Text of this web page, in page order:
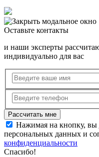
Оставьте контакты
и наши эксперты
индивидуально для вас
Нажимая на кнопку, вы
персональных данных и
конфиденциальности
Спасибо!